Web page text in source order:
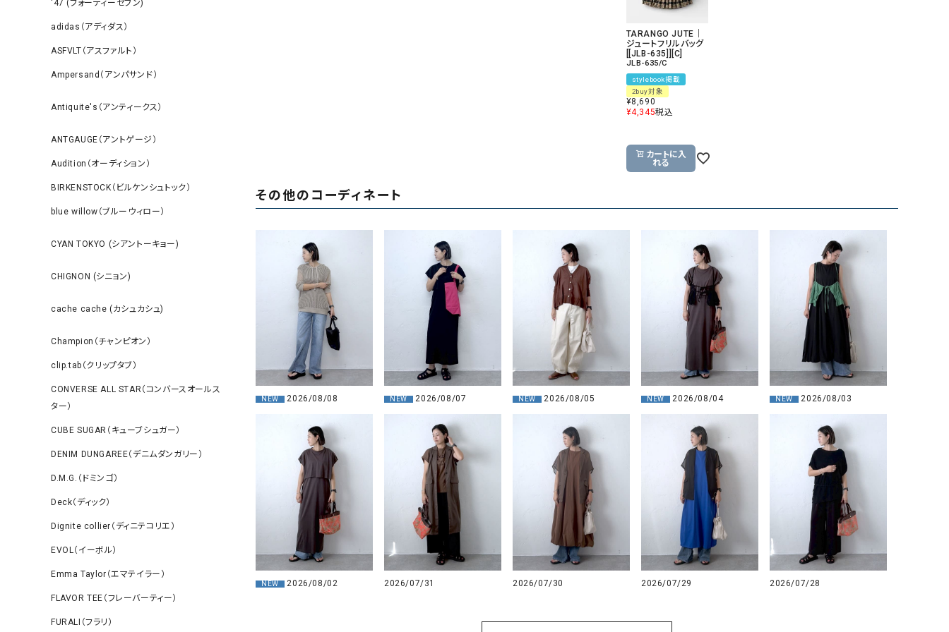
‘47 (フォーティーセブン)
adidas（アディダス）
ASFVLT（アスファルト）
Ampersand（アンパサンド）
Antiquite's（アンティークス）
ANTGAUGE（アントゲージ）
Audition（オーディション）
BIRKENSTOCK（ビルケンシュトック）
blue willow（ブルーウィロー）
CYAN TOKYO (シアントーキョー)
CHIGNON (シニョン)
cache cache (カシュカシュ)
Champion（チャンピオン）
clip.tab（クリップタブ）
CONVERSE ALL STAR（コンバースオールス
ター）
CUBE SUGAR（キューブシュガー）
DENIM DUNGAREE（デニムダンガリー）
D.M.G.（ドミンゴ）
Deck（ディック）
Dignite collier（ディニテコリエ）
EVOL（イーボル）
Emma Taylor（エマテイラー）
FLAVOR TEE（フレーバーティー）
FURALI（フラリ）
TARANGO JUTE｜
ジュートフリルバッグ
[[JLB-635]][C]
JLB-635/C
stylebook掲載
2buy対象
¥8,690
¥4,345税込
カートに入
れる
その他のコーディネート
NEW 2026/08/08 NEW 2026/08/07 NEW 2026/08/05 NEW 2026/08/04 NEW 2026/08/03
NEW 2026/08/02 2026/07/31 2026/07/30 2026/07/29 2026/07/28